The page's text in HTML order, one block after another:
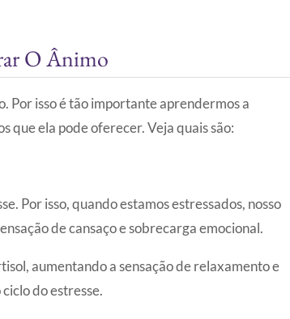
O Ânimo
Por isso é tão importante aprendermos a
que ela pode oferecer. Veja quais são:
Por isso, quando estamos estressados, nosso
de cansaço e sobrecarga emocional.
aumentando a sensação de relaxamento e
do estresse.